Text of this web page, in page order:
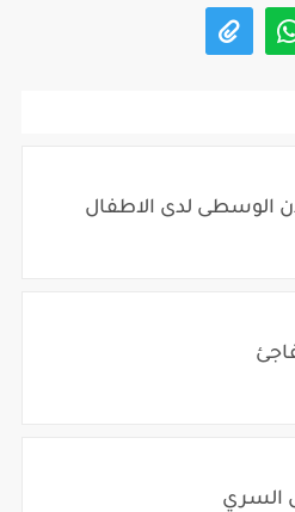
الوسطى لدى الاطفال
السري